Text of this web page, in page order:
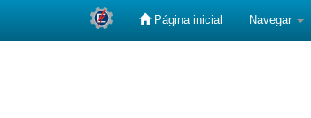
Página inicial Navegar